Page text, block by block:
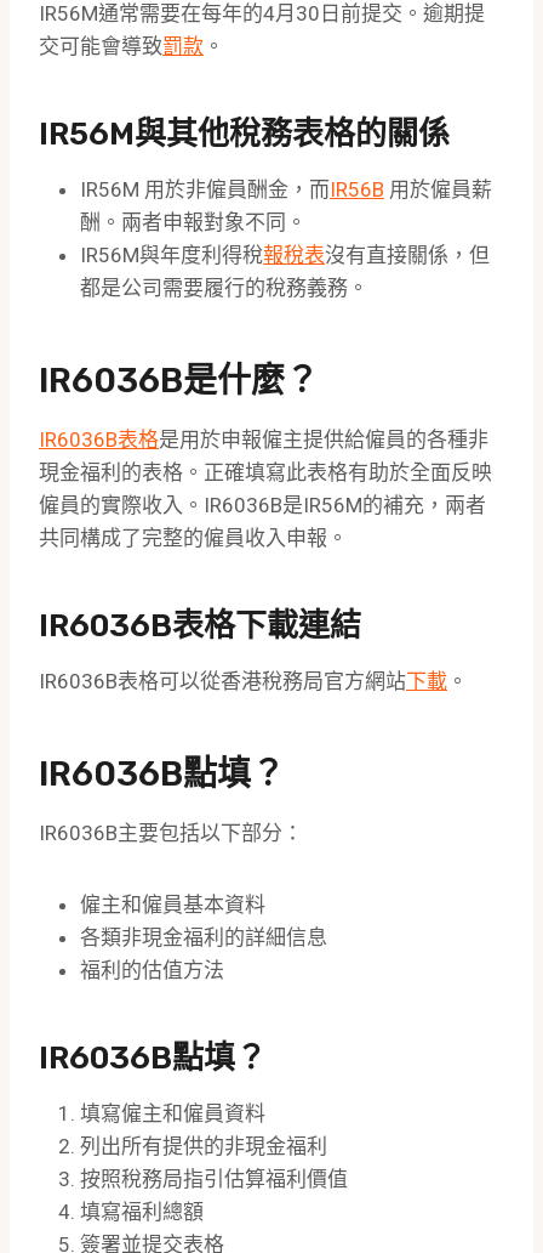
IR56M通常需要在每年的4月30日前提交。逾期提
交可能會導致罰款 。
IR56M與其他稅務表格的關係
IR56M 用於非僱員酬金，而IR56B 用於僱員薪
酬。兩者申報對象不同。
IR56M與年度利得稅報稅表沒有直接關係，但
都是公司需要履行的稅務義務。
IR6036B是什麼？
IR6036B表格是用於申報僱主提供給僱員的各種非
現金福利的表格。正確填寫此表格有助於全面反映
僱員的實際收入。IR6036B是IR56M的補充，兩者
共同構成了完整的僱員收入申報。
IR6036B表格下載連結
IR6036B表格可以從香港稅務局官方網站下載 。
IR6036B點填？
IR6036B主要包括以下部分：
僱主和僱員基本資料
各類非現金福利的詳細信息
福利的估值方法
IR6036B點填？
填寫僱主和僱員資料
列出所有提供的非現金福利
按照稅務局指引估算福利價值
填寫福利總額
簽署並提交表格